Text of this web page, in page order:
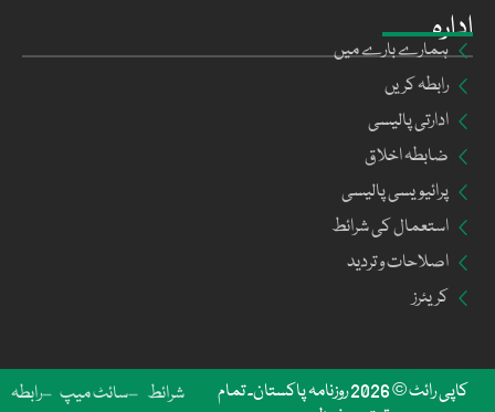
ادارہ
ہمارے بارے میں
رابطہ کریں
ادارتی پالیسی
ضابطہ اخلاق
پرائیویسی پالیسی
استعمال کی شرائط
اصلاحات و تردید
کریئرز
رابطہ سائٹ میپ
شرائط
کاپی رائٹ © 2026 روزنامہ پاکستان۔ تمام